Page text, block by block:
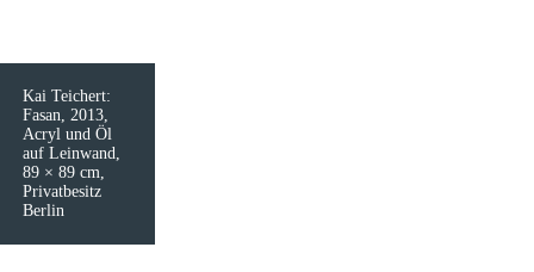
Kai Teichert:
Fasan, 2013,
Acryl und Öl
auf Leinwand,
89 × 89 cm,
Privatbesitz
Berlin